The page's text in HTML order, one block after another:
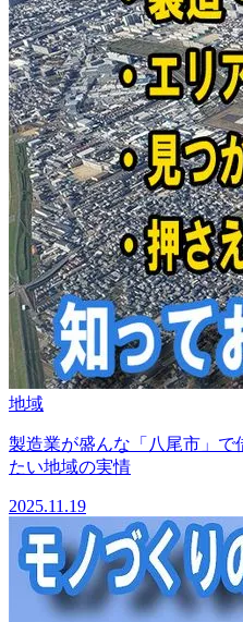
地域
製造業が盛んな「八尾市」で
たい地域の実情
2025.11.19